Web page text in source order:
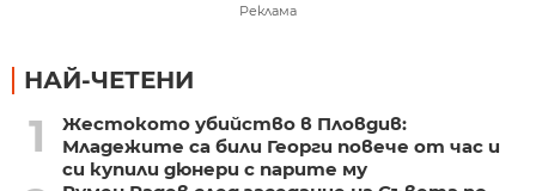
Реклама
НАЙ-ЧЕТЕНИ
1
Жестокото убийство в Пловдив:
Младежите са били Георги повече от час и
си купили дюнери с парите му